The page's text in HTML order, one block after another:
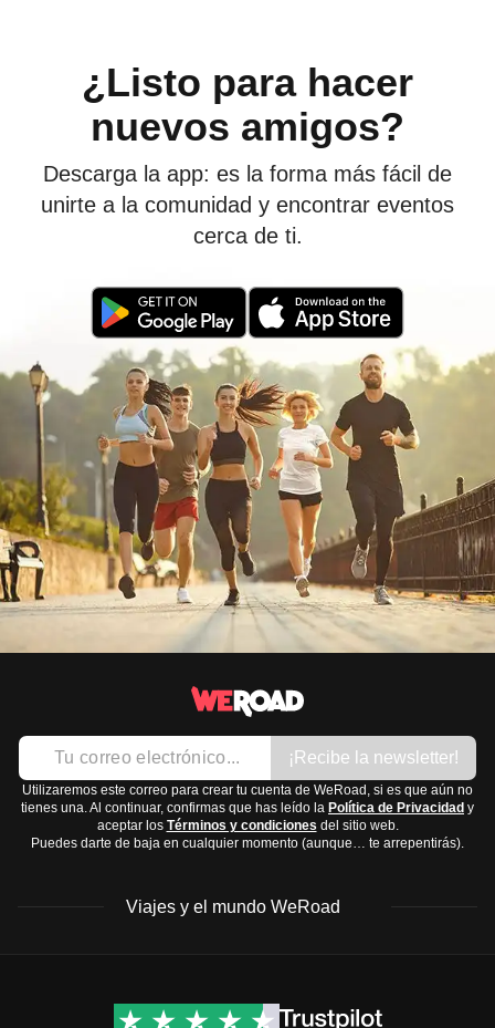
¿Listo para hacer
nuevos amigos?
Descarga la app: es la forma más fácil de
unirte a la comunidad y encontrar eventos
cerca de ti.
¡Recibe la newsletter!
Utilizaremos este correo para crear tu cuenta de WeRoad, si es que aún no
tienes una. Al continuar, confirmas que has leído la Política de Privacidad y
aceptar los Términos y condiciones del sitio web.
Puedes darte de baja en cualquier momento (aunque… te arrepentirás).
Viajes y el mundo WeRoad
América del Norte
Contacto